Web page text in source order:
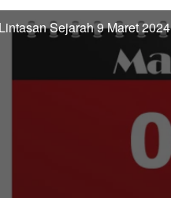
Sejarah 9 Maret 2024